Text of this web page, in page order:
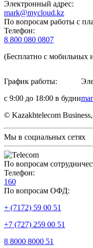
Электронный адрес:
mark@mycloud.kz
По вопросам работы с
Телефон:
8 800 080 0807
(Бесплатно с мобильных
График работы:
с 9:00 до 18:00 в будни
© Kazakhtelecom
Мы в социальных сетях
По вопросам
Телефон:
160
По вопросам ОФД:
+ (7172) 59 00 51
+7 (727) 259 00 51
8 8000 8000 51